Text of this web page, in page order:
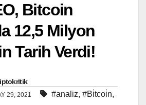
Bitcoin
12,5 Milyon
Tarih Verdi!
29, 2021 #analiz, #Bi̇tcoi̇n,